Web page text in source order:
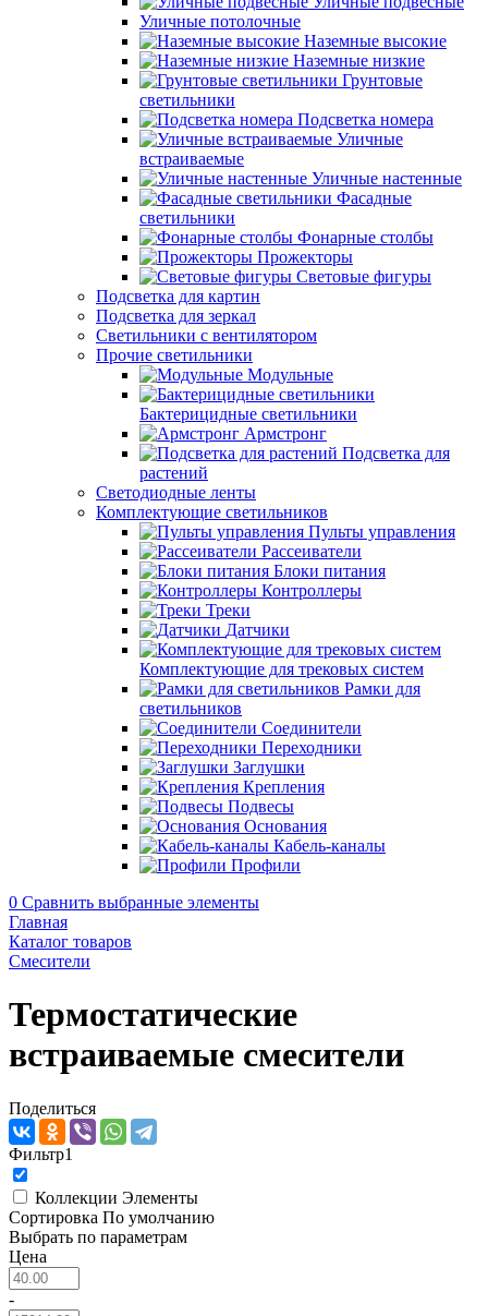
Уличные потолочные
Наземные высокие
Наземные низкие
Грунтовые
светильники
Подсветка номера
Уличные
встраиваемые
Уличные настенные
Фасадные
светильники
Фонарные столбы
Прожекторы
Световые фигуры
Подсветка для картин
Подсветка для зеркал
Светильники с вентилятором
Прочие светильники
Модульные
Бактерицидные светильники
Армстронг
Подсветка для
растений
Светодиодные ленты
Комплектующие светильников
Пульты управления
Рассеиватели
Блоки питания
Контроллеры
Треки
Датчики
Комплектующие для трековых систем
Рамки для
светильников
Соединители
Переходники
Заглушки
Крепления
Подвесы
Основания
Кабель-каналы
Профили
0 Сравнить выбранные элементы
Главная
Каталог товаров
Смесители
Термостатические
встраиваемые смесители
Поделиться
Фильтр1
Коллекции Элементы
Сортировка По умолчанию
Выбрать по параметрам
Цена
-